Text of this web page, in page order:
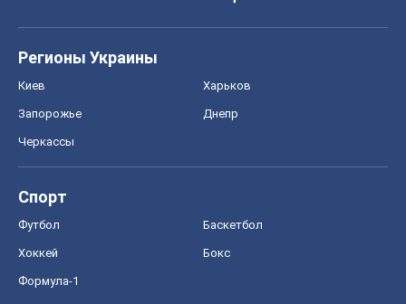
Регионы Украины
Киев Харьков
Запорожье Днепр
Черкассы
Спорт
Футбол Баскетбол
Хоккей Бокс
Формула-1